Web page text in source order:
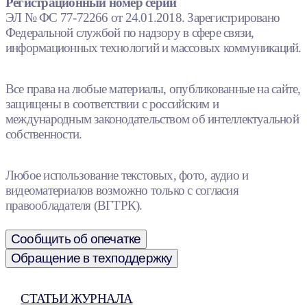
ЭЛ № ФС 77-72266 от 24.01.2018. Зарегистрировано
Федеральной службой по надзору в сфере связи,
информационных технологий и массовых коммуникаций.
Все права на любые материалы, опубликованные на сайте,
защищены в соответствии с российским и
международным законодательством об интеллектуальной
собственности.
Любое использование текстовых, фото, аудио и
видеоматериалов возможно только с согласия
правообладателя (ВГТРК).
Сообщить об опечатке
Обращение в техподдержку
СТАТЬИ ЖУРНАЛА